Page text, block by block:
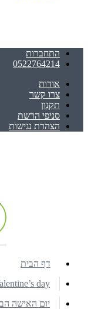
התחברות
0522764214
אודות
צרו קשר
תקנון
סניפי הרשת
הצהרת נגישות
דף הבית
day
יום האישה